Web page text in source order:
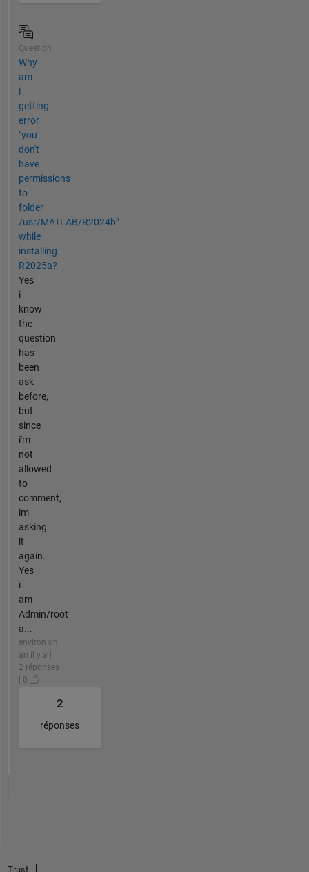
Question
Why
am
i
getting
error
"you
don't
have
permissions
to
folder
/usr/MATLAB/R2024b"
while
installing
R2025a?
Yes
i
know
the
question
has
been
ask
before,
but
since
i'm
not
allowed
to
comment,
im
asking
it
again.
Yes
i
am
Admin/root
a...
environ un
an il y a |
2 réponses
| 0
2
réponses
Trust